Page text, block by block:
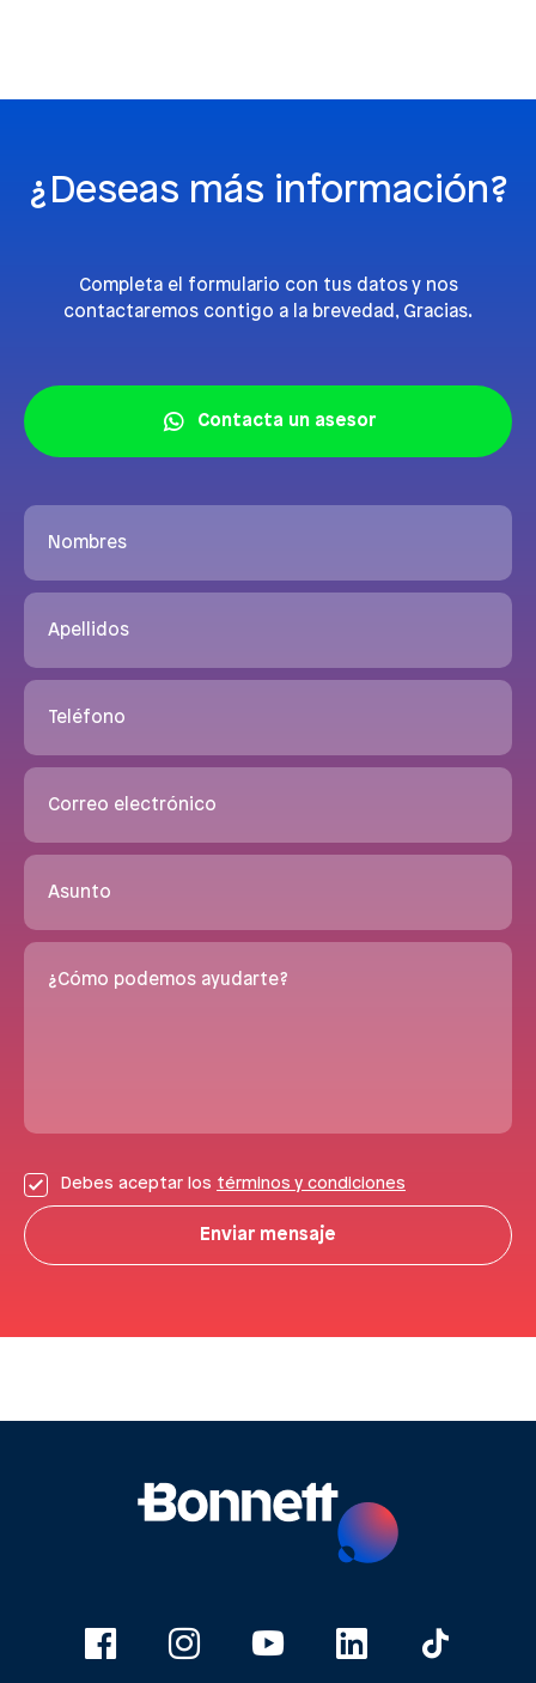
¿Deseas más información?
Completa el formulario con tus datos y nos
contactaremos contigo a la brevedad, Gracias.
Contacta un asesor
Nombres
Apellidos
Teléfono
Correo electrónico
Asunto
¿Cómo podemos ayudarte?
Debes aceptar los términos y condiciones
Enviar mensaje